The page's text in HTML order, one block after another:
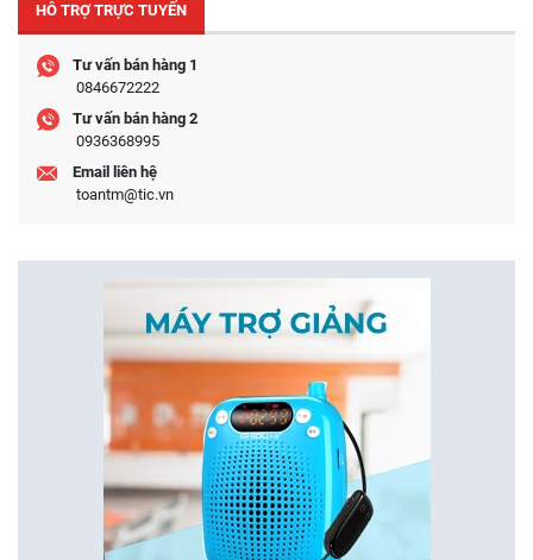
HỖ TRỢ TRỰC TUYẾN
Tư vấn bán hàng 1
0846672222
Tư vấn bán hàng 2
0936368995
Email liên hệ
toantm@tic.vn